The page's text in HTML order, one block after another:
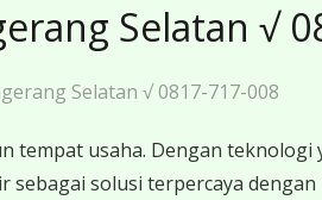
Selatan √
Selatan √ 0817-717-008
tempat usaha. Dengan
sebagai solusi terpercaya